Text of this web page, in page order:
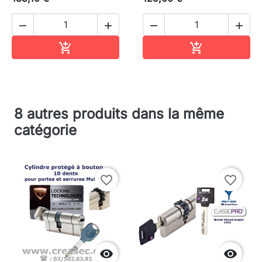
 

 

8 autres produits dans la même
catégorie

favorite_border

favorite_border